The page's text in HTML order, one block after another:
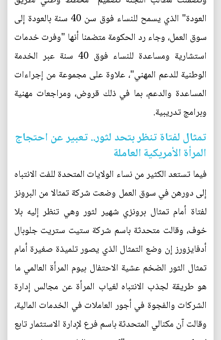
العودة" الذي يسمح للنساء فوق سن 40 سنة بالعودة إلى
سوق العمل، وجاء رد الحكومة متضمنا أنها "وفرت خدمات
استشارية ومساعدة للنساء فوق 40 سنة عبر الخدمة
الوطنية للدعم المهني"، علاوة على مجموعة من إجراءات
المساعدة والدعم، بما في ذلك قروض، ومراجعات مهنية
وبرامج تدريبية.
تمثال لفتاة تنظر بتحد لثور.. تعبير عن احتجاج
المرأة الأمريكية العاملة
فيما تستعد الكثير من نساء الولايات المتحدة للفت الانتباه
إلى دورهن في سوق العمل وضعت شركة تمثالا من البرونز
لفتاة أمام تمثال برونزي شهير لثور وهي تنظر إليه بلا
خوف، وقالت متحدثة باسم شركة ستيت ستريت جلوبال
أدفايزورز إن وضع التمثال الذي يصور تلميذة صغيرة أمام
تمثال الثور الضخم عشية الاحتفال بيوم المرأة العالمي ما
هو طريقة لجذب الانتباه لغياب المرأة عن مجالس إدارة
الشركات والفجوة في أجور العاملات في الخدمات المالية،
وقالت آن مكنالي المتحدثة باسم فرع لإدارة الاستثمار تابع